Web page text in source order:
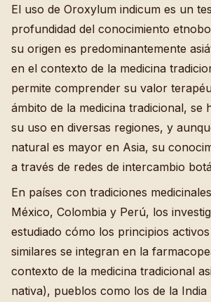
El uso de Oroxylum indicum es un
profundidad del conocimiento
su origen es predominantemente
en el contexto de la medicina
permite comprender su valor
ámbito de la medicina tradicional, se
su uso en diversas regiones, y
natural es mayor en Asia, su
a través de redes de intercambio
En países con tradiciones
México, Colombia y Perú, los
estudiado cómo los principios
similares se integran en la
contexto de la medicina tradicional
nativa), pueblos como los de la India